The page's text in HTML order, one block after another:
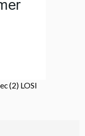
(2) LOSI